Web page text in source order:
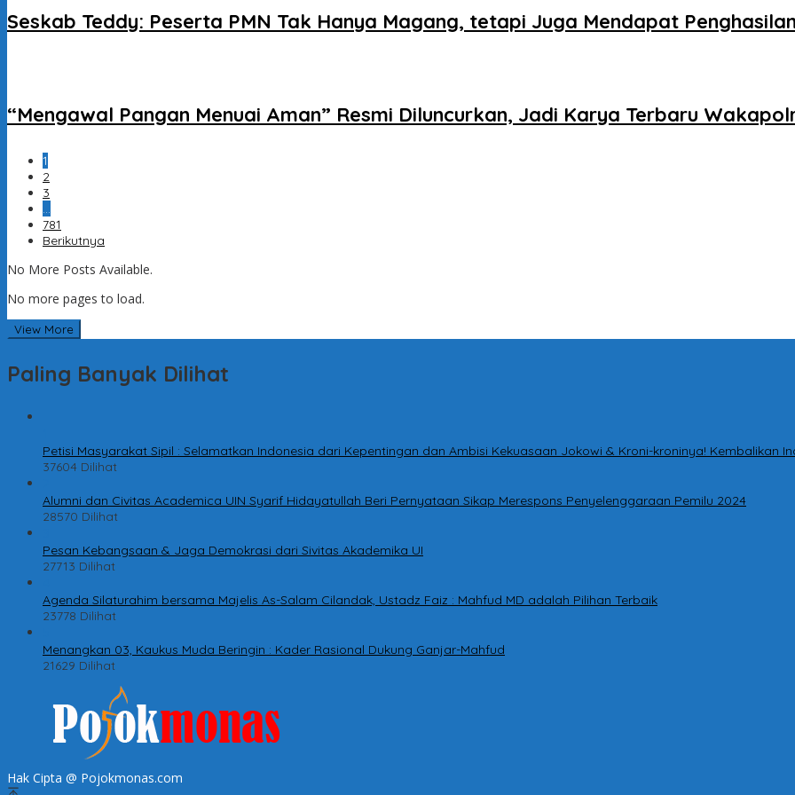
Seskab Teddy: Peserta PMN Tak Hanya Magang, tetapi Juga Mendapat
“Mengawal Pangan Menuai Aman” Resmi Diluncurkan, Jadi Karya Terbaru
1
2
3
…
781
Berikutnya
No More Posts Available.
No more pages to load.
View More
Paling Banyak Dilihat
Petisi Masyarakat Sipil : Selamatkan Indonesia dari Kepentingan dan Ambisi Kekuasaan Jokowi & Kroni-kroninya! Kembalikan
37604 Dilihat
Alumni dan Civitas Academica UIN Syarif Hidayatullah Beri Pernyataan Sikap Merespons Penyelenggaraan Pemilu 2024
28570 Dilihat
Pesan Kebangsaan & Jaga Demokrasi dari Sivitas Akademika UI
27713 Dilihat
Agenda Silaturahim bersama Majelis As-Salam Cilandak, Ustadz Faiz : Mahfud MD adalah Pilihan Terbaik
23778 Dilihat
Menangkan 03, Kaukus Muda Beringin : Kader Rasional Dukung Ganjar-Mahfud
21629 Dilihat
Hak Cipta @ Pojokmonas.com